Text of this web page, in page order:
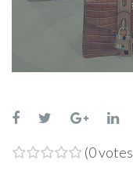
(0 votes